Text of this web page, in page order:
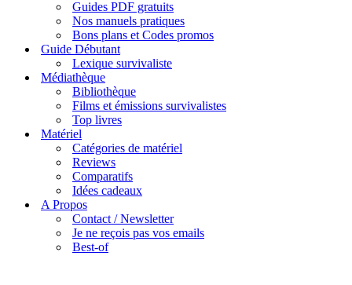
Guides PDF gratuits
Nos manuels pratiques
Bons plans et Codes promos
Guide Débutant
Lexique survivaliste
Médiathèque
Bibliothèque
Films et émissions survivalistes
Top livres
Matériel
Catégories de matériel
Reviews
Comparatifs
Idées cadeaux
A Propos
Contact / Newsletter
Je ne reçois pas vos emails
Best-of